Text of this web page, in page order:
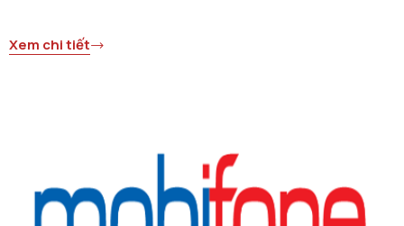
Xem chi tiết